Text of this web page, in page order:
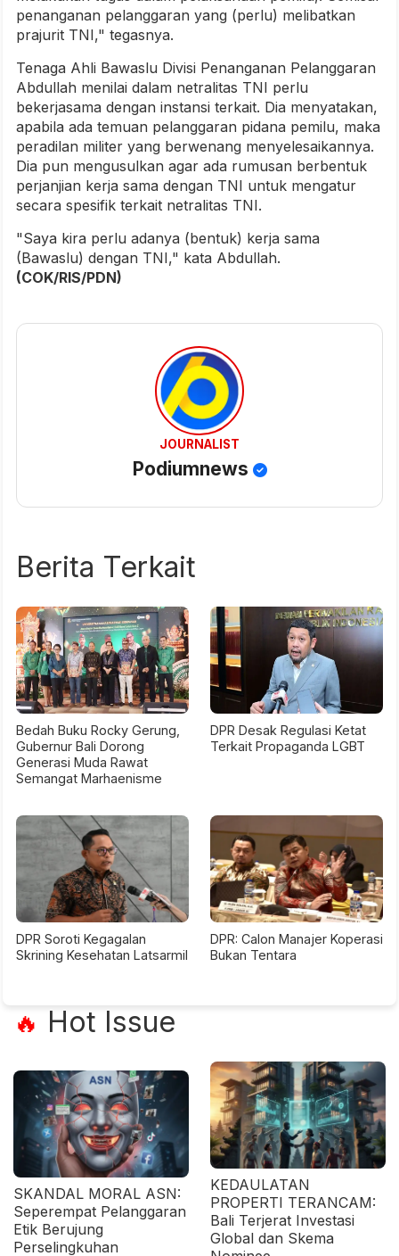
penanganan pelanggaran yang (perlu) melibatkan
prajurit TNI," tegasnya.
Tenaga Ahli Bawaslu Divisi Penanganan Pelanggaran
Abdullah menilai dalam netralitas TNI perlu
bekerjasama dengan instansi terkait. Dia menyatakan,
apabila ada temuan pelanggaran pidana pemilu, maka
peradilan militer yang berwenang menyelesaikannya.
Dia pun mengusulkan agar ada rumusan berbentuk
perjanjian kerja sama dengan TNI untuk mengatur
secara spesifik terkait netralitas TNI.
"Saya kira perlu adanya (bentuk) kerja sama
(Bawaslu) dengan TNI," kata Abdullah.
(COK/RIS/PDN)
JOURNALIST
Podiumnews
Berita Terkait
Bedah Buku Rocky Gerung,
Gubernur Bali Dorong
Generasi Muda Rawat
Semangat Marhaenisme
DPR Desak Regulasi Ketat
Terkait Propaganda LGBT
DPR Soroti Kegagalan
Skrining Kesehatan Latsarmil
DPR: Calon Manajer Koperasi
Bukan Tentara
🔥 Hot Issue
SKANDAL MORAL ASN:
Seperempat Pelanggaran
Etik Berujung
Perselingkuhan
KEDAULATAN
PROPERTI TERANCAM:
Bali Terjerat Investasi
Global dan Skema